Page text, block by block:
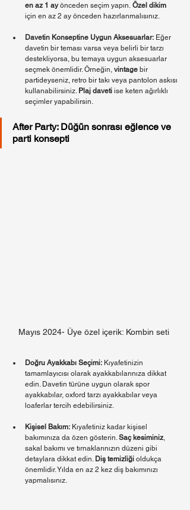
en az 1 ay önceden seçim yapın. Özel dikim
için en az 2 ay önceden hazırlanmalısınız.
Davetin Konseptine Uygun Aksesuarlar: Eğer
davetin bir teması varsa veya belirli bir tarzı
destekliyorsa, bu temaya uygun aksesuarlar
seçmek önemlidir. Örneğin, vintage bir
partideyseniz, retro bir takı veya pantolon askısı
kullanabilirsiniz. Plaj daveti ise keten ağırlıklı
seçimler yapabilirsin.
After Party: Düğün sonrası eğlence ve
parti konsepti
Mayıs 2024- Üye özel içerik: Kombin seti
Doğru Ayakkabı Seçimi: Kıyafetinizin
tamamlayıcısı olarak ayakkabılarınıza dikkat
edin. Davetin türüne uygun olarak spor
ayakkabılar, oxford tarzı ayakkabılar veya
loaferlar tercih edebilirsiniz.
Kişisel Bakım: Kıyafetiniz kadar kişisel
bakımınıza da özen gösterin. Saç kesiminiz
sakal bakımı ve tırnaklarınızın düzeni gibi
detaylara dikkat edin. Diş temizliği oldukça
önemlidir. Yılda en az 2 kez diş bakımınızı
yapmalısınız.